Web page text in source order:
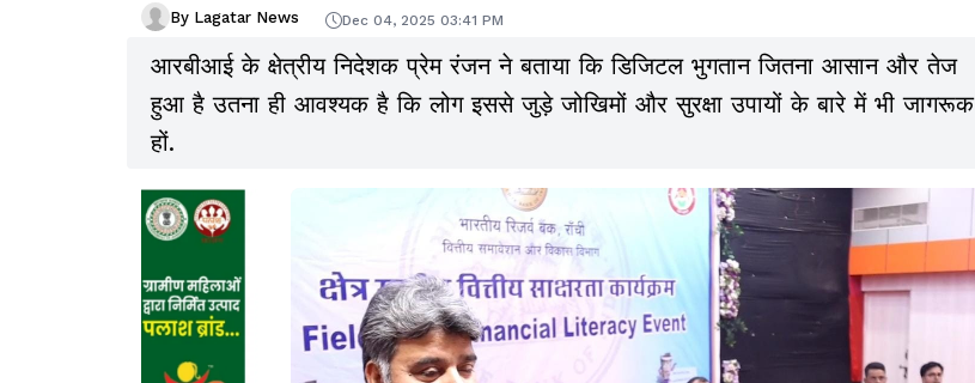
By Lagatar News Dec 04, 2025 03:41 PM
आरबीआई के क्षेत्रीय निदेशक प्रेम रंजन ने बताया कि डिजिटल भुगतान जितना आसान और तेज
हुआ है उतना ही आवश्यक है कि लोग इससे जुड़े जोखिमों और सुरक्षा उपायों के बारे में भी जागरूक
हों.